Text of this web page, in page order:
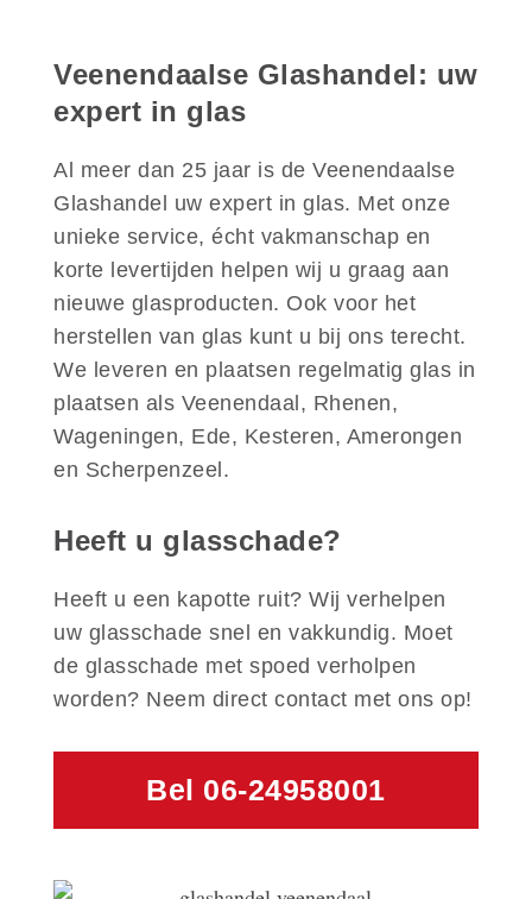
Veenendaalse Glashandel: uw
expert in glas
Al meer dan 25 jaar is de Veenendaalse
Glashandel uw expert in glas. Met onze
unieke service, écht vakmanschap en
korte levertijden helpen wij u graag aan
nieuwe glasproducten. Ook voor het
herstellen van glas kunt u bij ons terecht.
We leveren en plaatsen regelmatig glas in
plaatsen als Veenendaal, Rhenen,
Wageningen, Ede, Kesteren, Amerongen
en Scherpenzeel.
Heeft u glasschade?
Heeft u een kapotte ruit? Wij verhelpen
uw glasschade snel en vakkundig. Moet
de glasschade met spoed verholpen
worden? Neem direct contact met ons op!
Bel 06-24958001